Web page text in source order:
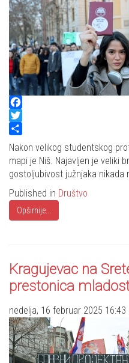
Facebook
Twitter
Share
Nakon velikog studentskog
mapi je Niš. Najavljen je veliki
gostoljubivost južnjaka nikada
Published in Društvo
Opširnije...
Kragujevac na
prestonica
nedelja, 16 februar 2025 16:43